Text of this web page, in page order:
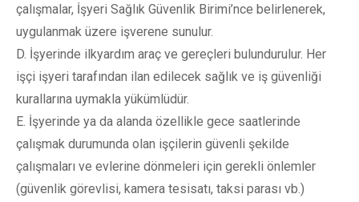
çalışmalar, İşyeri Sağlık Güvenlik Birimi’nce belirlenerek,
uygulanmak üzere işverene sunulur.
D. İşyerinde ilkyardım araç ve gereçleri bulundurulur. Her
işçi işyeri tarafından ilan edilecek sağlık ve iş güvenliği
kurallarına uymakla yükümlüdür.
E. İşyerinde ya da alanda özellikle gece saatlerinde
çalışmak durumunda olan işçilerin güvenli şekilde
çalışmaları ve evlerine dönmeleri için gerekli önlemler
(güvenlik görevlisi, kamera tesisatı, taksi parası vb.)